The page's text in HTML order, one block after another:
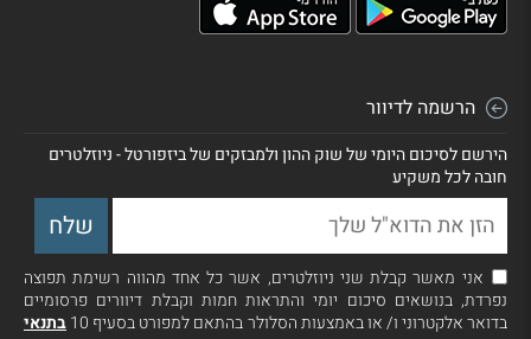
הרשמה לדיוור
הירשם לסיכום היומי של שוק ההון ולמבזקים של ביזפורטל - ניוזלטרים
חובה לכל משקיע
אני מאשר קבלת שני ניוזלטרים, אשר כל אחד מהווה רשימת תפוצה
נפרדת, בנושאים סיכום יומי והתראות חמות וקבלת דיוורים פרסומיים
בדואר אלקטרוני ו/ או באמצעות הסלולר בהתאם למפורט בסעיף 10
בתנאי